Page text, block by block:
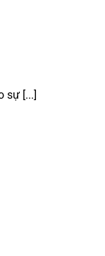
sự [...]